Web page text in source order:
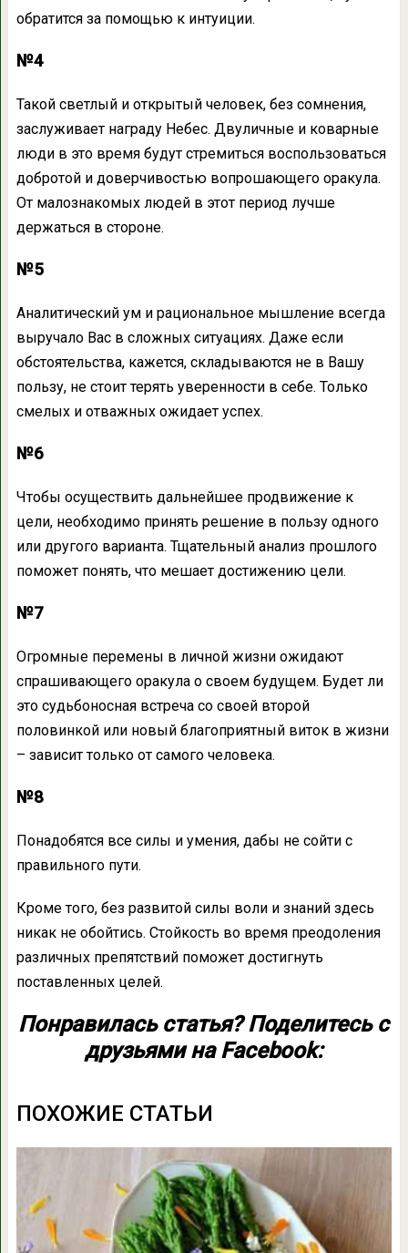
обратится за помощью к интуиции.
№4
Такой светлый и открытый человек, без сомнения,
заслуживает награду Небес. Двуличные и коварные
люди в это время будут стремиться воспользоваться
добротой и доверчивостью вопрошающего оракула.
От малознакомых людей в этот период лучше
держаться в стороне.
№5
Аналитический ум и рациональное мышление всегда
выручало Вас в сложных ситуациях. Даже если
обстоятельства, кажется, складываются не в Вашу
пользу, не стоит терять уверенности в себе. Только
смелых и отважных ожидает успех.
№6
Чтобы осуществить дальнейшее продвижение к
цели, необходимо принять решение в пользу одного
или другого варианта. Тщательный анализ прошлого
поможет понять, что мешает достижению цели.
№7
Огромные перемены в личной жизни ожидают
спрашивающего оракула о своем будущем. Будет ли
это судьбоносная встреча со своей второй
половинкой или новый благоприятный виток в жизни
– зависит только от самого человека.
№8
Понадобятся все силы и умения, дабы не сойти с
правильного пути.
Кроме того, без развитой силы воли и знаний здесь
никак не обойтись. Стойкость во время преодоления
различных препятствий поможет достигнуть
поставленных целей.
Понравилась статья? Поделитесь с
друзьями на Facebook:
ПОХОЖИЕ СТАТЬИ